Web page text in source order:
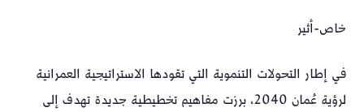
خاص-أثير
في إطار التحولات التنموية التي تقودها الاستراتيجية العمرانية
لرؤية عُمان 2040، برزت مفاهيم تخطيطية جديدة تهدف إلى